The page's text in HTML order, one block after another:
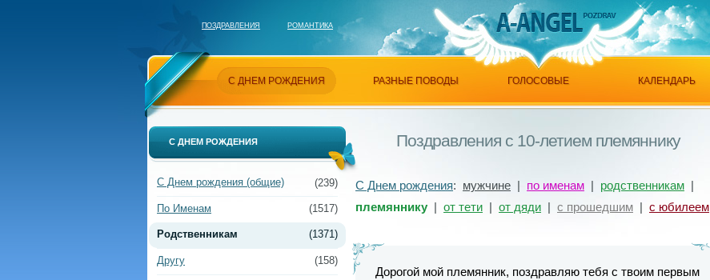
ПОЗДРАВЛЕНИЯ РОМАНТИКА
С ДНЕМ РОЖДЕНИЯ РАЗНЫЕ ПОВОДЫ ГОЛОСОВЫЕ КАЛЕНДАРЬ
Поздравления с 10-летием племяннику
С Днем рождения: мужчине | по именам | родственникам |
племяннику | от тети | от дяди | с прошедшим | с юбилеем
Дорогой мой племянник, поздравляю тебя с твоим первым
С ДНЕМ РОЖДЕНИЯ
(239)
С Днем рождения (общие)
(1517)
По Именам
(1371)
Родственникам
(158)
Другу